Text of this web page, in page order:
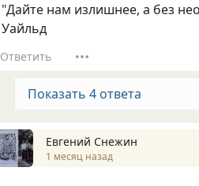
"Дайте нам излишнее, а без
Уайльд
Ответить
Показать 4 ответа
Евгений Снежин
1 месяц назад